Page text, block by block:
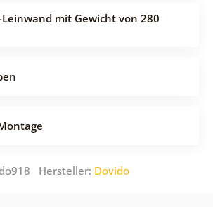
mit Gewicht von 280
Hersteller: Dovido